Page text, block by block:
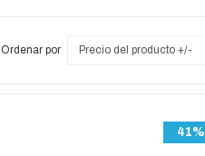
Ordenar por Precio del producto +/-
41%